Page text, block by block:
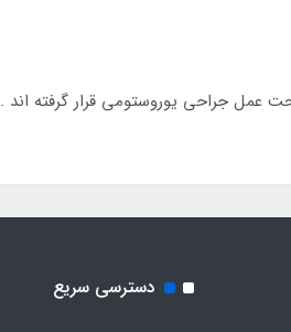
عمل جراحی یوروستومی قرار گرفته اند .
دسترسی سریع